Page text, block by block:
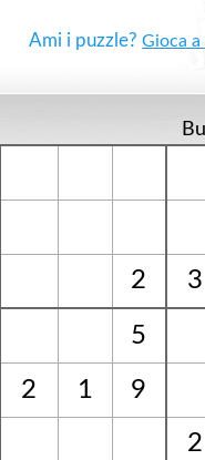
Ami i puzzle?Gioca a
2
3
5
2 1 9
2